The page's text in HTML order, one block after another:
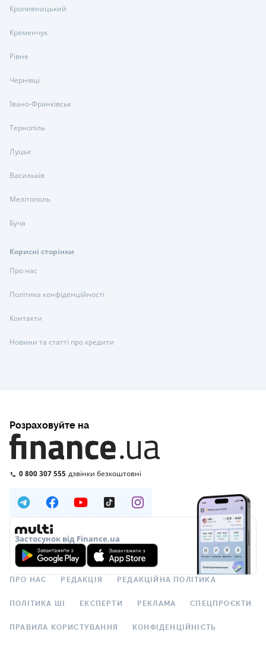
Кропивницький
Кременчук
Рівне
Чернівці
Івано-Франківськ
Тернопіль
Луцьк
Васильків
Мелітополь
Буча
Корисні сторінки
Про нас
Політика конфіденційності
Контакти
Новини та статті про кредити
Розраховуйте на
0 800 307 555 дзвінки безкоштовні
Застосунок від Finance.ua
ПРО НАС РЕДАКЦІЯ РЕДАКЦІЙНА ПОЛІТИКА
ПОЛІТИКА ШІ ЕКСПЕРТИ РЕКЛАМА СПЕЦПРОЄКТИ
ПРАВИЛА КОРИСТУВАННЯ КОНФІДЕНЦІЙНІСТЬ